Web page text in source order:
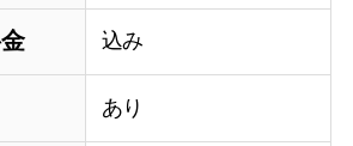
込み
あり